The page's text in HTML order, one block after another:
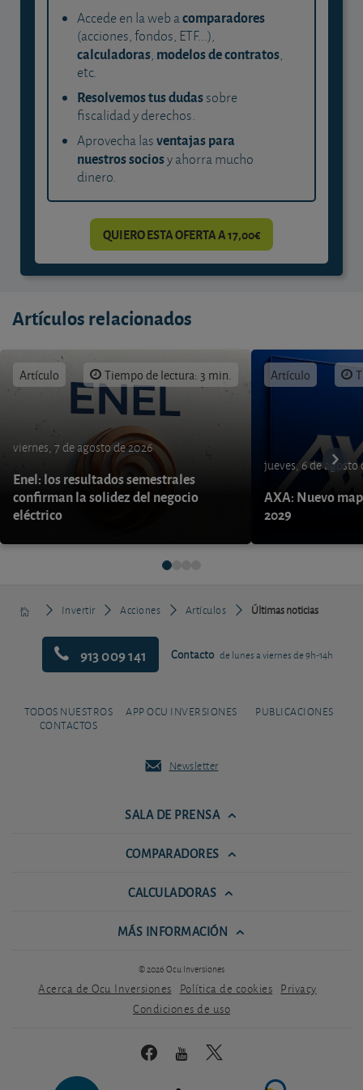
Accede en la web acomparadores
(acciones, fondos, ETF...),
calculadoras, modelos de contratos,
etc.
Resolvemos tus dudassobre
fiscalidad y derechos.
Aprovecha lasventajas para
nuestros sociosy ahorra mucho
dinero.
QUIERO ESTA OFERTA A 17,00€
Artículos relacionados
Artículo Tiempo de lectura: 3 min.
viernes, 7 de agosto de 2026
Enel: los resultados semestrales
confirman la solidez del negocio
eléctrico
Artículo
jueves, 6 de agosto
AXA: Nuevo
2029
Invertir Acciones Artículos Últimas noticias
913 009 141 Contacto de lunes a viernes de 9h-14h
TODOS NUESTROS
CONTACTOS
APP OCU INVERSIONES PUBLICACIONES
Newsletter
SALA DE PRENSA
COMPARADORES
CALCULADORAS
MÁS INFORMACIÓN
© 2026 Ocu Inversiones
Acerca de Ocu Inversiones Política de cookies Privacy
Condiciones de uso